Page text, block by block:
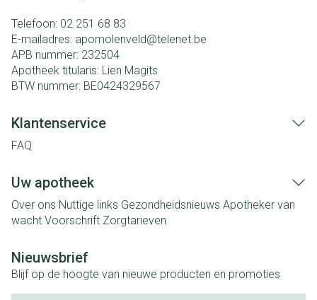
Telefoon: 02 251 68 83
E-mailadres: apomolenveld@telenet.be
APB nummer: 232504
Apotheek titularis: Lien Magits
BTW nummer: BE0424329567
Klantenservice
FAQ
Uw apotheek
Over ons Nuttige links Gezondheidsnieuws Apotheker van
wacht Voorschrift Zorgtarieven
Nieuwsbrief
Blijf op de hoogte van nieuwe producten en promoties